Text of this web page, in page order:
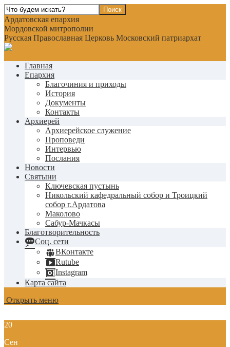
Ардатовская епархия
Мордовской митрополии
Русская Православная Церковь Московский патриархат
Главная
Епархия
Благочиния и приходы
История
Документы
Контакты
Архиерей
Архиерейское служение
Проповеди
Интервью
Послания
Новости
Святыни
Ключевская пустынь
Никольский кафедральный собор и Троицкий
собор г.Ардатова
Маколово
Сабур-Мачкасы
Благотворительность
Соц. сети
ВКонтакте
Rutube
Instagram
Карта сайта
Открыть меню
20
Сен